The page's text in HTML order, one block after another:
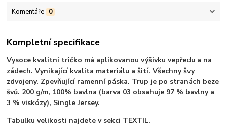
Komentáře 0
Kompletní specifikace
Vysoce kvalitní tričko má aplikovanou výšivku vepředu a na
zádech. Vynikající kvalita materiálu a šití. Všechny švy
zdvojeny. Zpevňující ramenní páska. Trup je po stranách beze
švů. 200 g/m, 100% bavlna (barva 03 obsahuje 97 % bavlny a
3 % viskózy), Single Jersey.
Tabulku velikosti najdete v sekci TEXTIL.